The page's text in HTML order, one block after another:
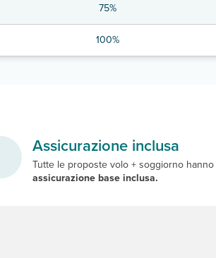
75%
100%
Assicurazione inclusa
Tutte le proposte volo + soggiorno hanno
assicurazione base inclusa.